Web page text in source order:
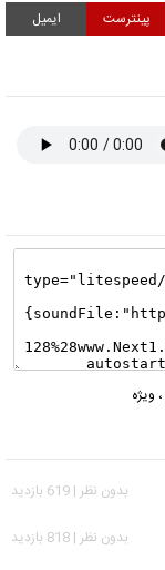
پینترست ایمیل
، ویژه
بدون نظر | 619 بازدید
بدون نظر | 818 بازدید